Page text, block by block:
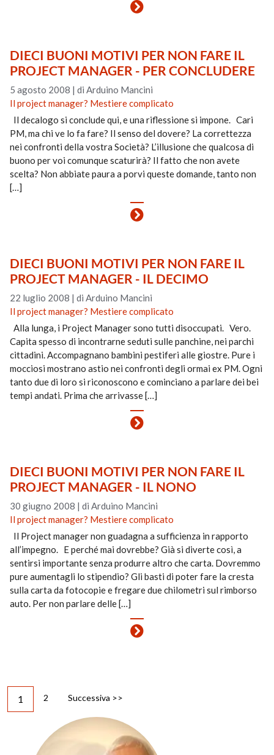
DIECI BUONI MOTIVI PER NON FARE IL
PROJECT MANAGER - PER CONCLUDERE
5 agosto 2008 |di Arduino Mancini
Il project manager? Mestiere complicato
Il decalogo si conclude qui, e una riflessione si impone. Cari
PM, ma chi ve lo fa fare? Il senso del dovere? La correttezza
nei confronti della vostra Società? L’illusione che qualcosa di
buono per voi comunque scaturirà? Il fatto che non avete
scelta? Non abbiate paura a porvi queste domande, tanto non
[…]
DIECI BUONI MOTIVI PER NON FARE IL
PROJECT MANAGER - IL DECIMO
22 luglio 2008 |di Arduino Mancini
Il project manager? Mestiere complicato
Alla lunga, i Project Manager sono tutti disoccupati. Vero.
Capita spesso di incontrarne seduti sulle panchine, nei parchi
cittadini. Accompagnano bambini pestiferi alle giostre. Pure i
mocciosi mostrano astio nei confronti degli ormai ex PM. Ogni
tanto due di loro si riconoscono e cominciano a parlare dei bei
tempi andati. Prima che arrivasse […]
DIECI BUONI MOTIVI PER NON FARE IL
PROJECT MANAGER - IL NONO
30 giugno 2008 |di Arduino Mancini
Il project manager? Mestiere complicato
Il Project manager non guadagna a sufficienza in rapporto
all’impegno. E perché mai dovrebbe? Già si diverte così, a
sentirsi importante senza produrre altro che carta. Dovremmo
pure aumentagli lo stipendio? Gli basti di poter fare la cresta
sulla carta da fotocopie e fregare due chilometri sul rimborso
auto. Per non parlare delle […]
1 2 Successiva >>